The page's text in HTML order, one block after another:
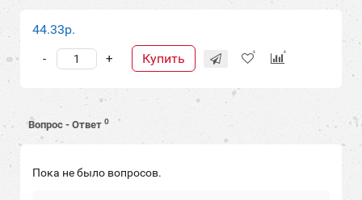
44.33р.
+
- Купить
Вопрос - Ответ 0
Пока не было вопросов.